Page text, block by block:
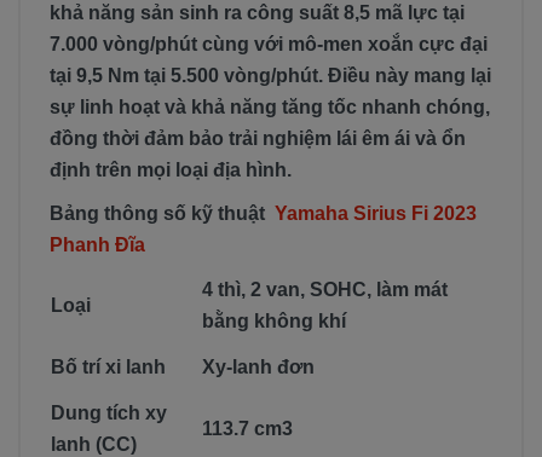
khả năng sản sinh ra công suất 8,5 mã lực tại
7.000 vòng/phút cùng với mô-men xoắn cực đại
tại 9,5 Nm tại 5.500 vòng/phút. Điều này mang lại
sự linh hoạt và khả năng tăng tốc nhanh chóng,
đồng thời đảm bảo trải nghiệm lái êm ái và ổn
định trên mọi loại địa hình.
Bảng thông số kỹ thuật Yamaha Sirius Fi 2023
Phanh Đĩa
Loại
4 thì, 2 van, SOHC, làm mát
bằng không khí
Bố trí xi lanh Xy-lanh đơn
Dung tích xy
lanh (CC)
113.7 cm3